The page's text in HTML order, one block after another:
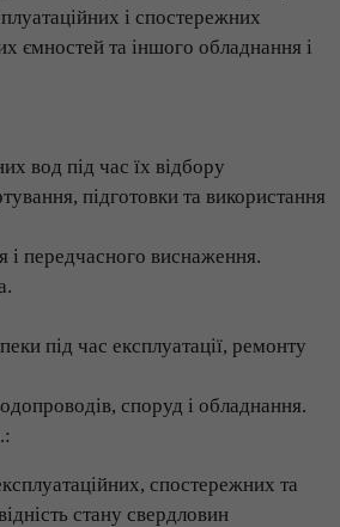
і спостережних
ємностей та іншого обладнання і
вод під час їх відбору
підготовки та використання
і передчасного виснаження.
під час експлуатації, ремонту
споруд і обладнання.
спостережних та
стану свердловин